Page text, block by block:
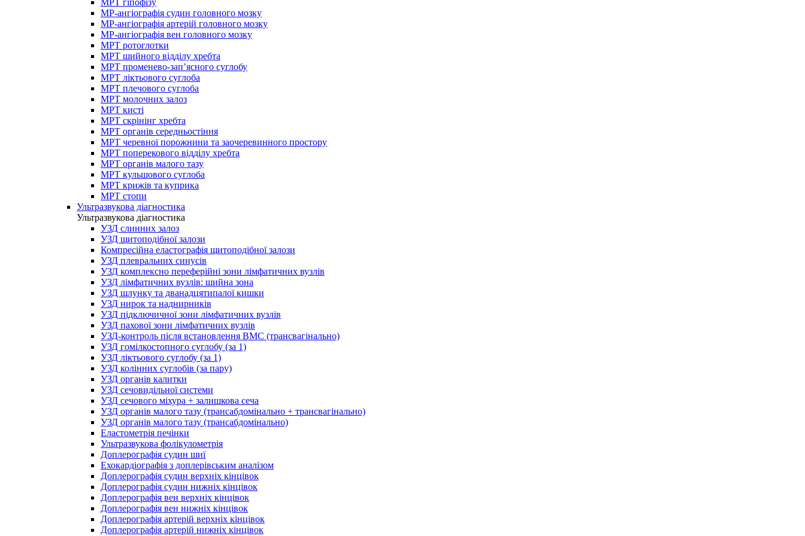
МРТ гіпофізу
МР-ангіографія судин головного мозку
МР-ангіографія артерій головного мозку
МР-ангіографія вен головного мозку
МРТ ротоглотки
МРТ шийного відділу хребта
МРТ променево-зап’ясного суглобу
МРТ ліктьового суглоба
МРТ плечового суглоба
МРТ молочних залоз
МРТ кисті
МРТ скрінінг хребта
МРТ органів середньостіння
МРТ черевної порожнини та заочеревинного простору
МРТ поперекового відділу хребта
МРТ органів малого тазу
МРТ кульшового суглоба
МРТ крижів та куприка
МРТ стопи
Ультразвукова діагностика
Ультразвукова діагностика
УЗД слинних залоз
УЗД щитоподібної залози
Компресійна еластографія щитоподібної залози
УЗД плевральних синусів
УЗД комплексно переферійні зони лімфатичних вузлів
УЗД лімфатичних вузлів: шийна зона
УЗД шлунку та дванадцятипалої кишки
УЗД нирок та наднирників
УЗД підключичної зони лімфатичних вузлів
УЗД пахової зони лімфатичних вузлів
УЗД-контроль після встановлення ВМС (трансвагінально)
УЗД гомілкостопного суглобу (за 1)
УЗД ліктьового суглобу (за 1)
УЗД колінних суглобів (за пару)
УЗД органів калитки
УЗД сечовидільної системи
УЗД сечового міхура + залишкова сеча
УЗД органів малого тазу (трансабдомінально + трансвагінально)
УЗД органів малого тазу (трансабдомінально)
Еластометрія печінки
Ультразвукова фолікулометрія
Доплерографія судин шиї
Ехокардіографія з доплерівським аналізом
Доплерографія судин верхніх кінцівок
Доплерографія судин нижніх кінцівок
Доплерографія вен верхніх кінцівок
Доплерографія вен нижніх кінцівок
Доплерографія артерій верхніх кінцівок
Доплерографія артерій нижніх кінцівок